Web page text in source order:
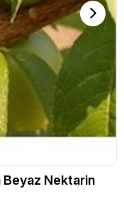
Nektarin